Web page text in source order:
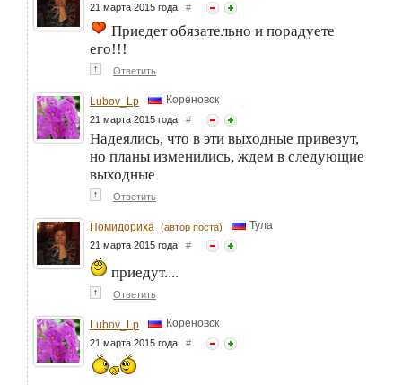
21 марта 2015 года #
Приедет обязательно и порадуете
его!!!
↑ Ответить
Lubov_Lp Кореновск
21 марта 2015 года #
Надеялись, что в эти выходные привезут,
но планы изменились, ждем в следующие
выходные
↑ Ответить
Помидориха (автор поста) Тула
21 марта 2015 года #
приедут....
↑ Ответить
Lubov_Lp Кореновск
21 марта 2015 года #